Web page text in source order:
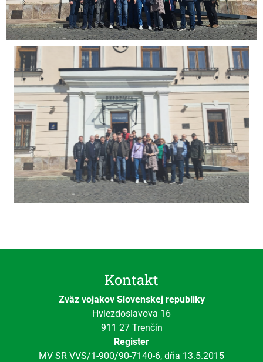
Kontakt
Zväz vojakov Slovenskej republiky
Hviezdoslavova 16
911 27 Trenčín
Register
MV SR VVS/1-900/90-7140-6, dňa 13.5.2015